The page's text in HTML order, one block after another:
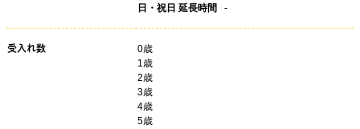
日・祝日 延長時間
-
受入れ数
0歳
1歳
2歳
3歳
4歳
5歳